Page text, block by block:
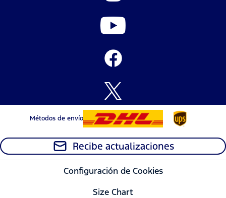
Métodos de envío
Recibe actualizaciones
Configuración de Cookies
Size Chart